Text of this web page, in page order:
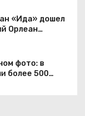
«Ида» дошел
Орлеан
стихии
фото: в
более 500
лодке